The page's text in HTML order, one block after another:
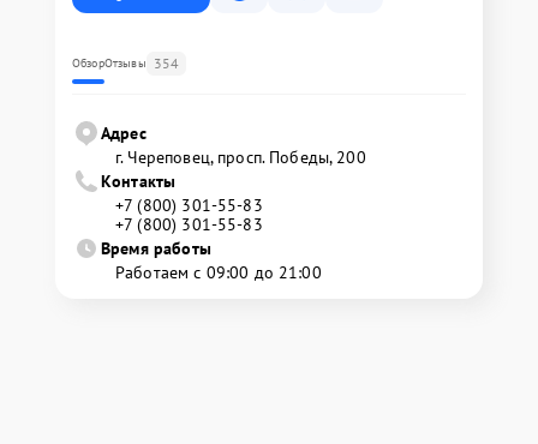
ОбзорОтзывы 354
Адрес
г. Череповец, просп. Победы, 200
Контакты
+7 (800) 301-55-83
+7 (800) 301-55-83
Время работы
Работаем с 09:00 до 21:00